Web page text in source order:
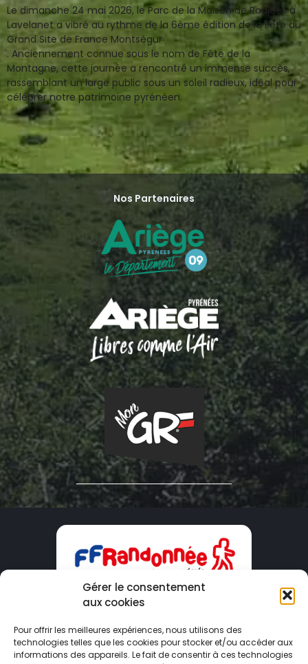
Gérer le consentement
aux cookies
Pour offrir les meilleures expériences, nous utilisons des
technologies telles que les cookies pour stocker et/ou accéder aux
informations des appareils. Le fait de consentir à ces technologies
Le dimanche 24 mai 2026, le Parc de la Maison de Roaldès à
Lavelanet a vibré au rythme de la 6ème édition de la Fête du
Grand Site de France Montségur
. Anciennement connue sous le nom de Fête de la
Montagne, cette journée a rencontré un immense succès,
rassemblant un large public sous un soleil radieux, idéal pour
célébrer notre patrimoine pyrénéen.
Nos Partenaires
CDRP09
Maison du Tourisme – 2 Boulevard Du Sud